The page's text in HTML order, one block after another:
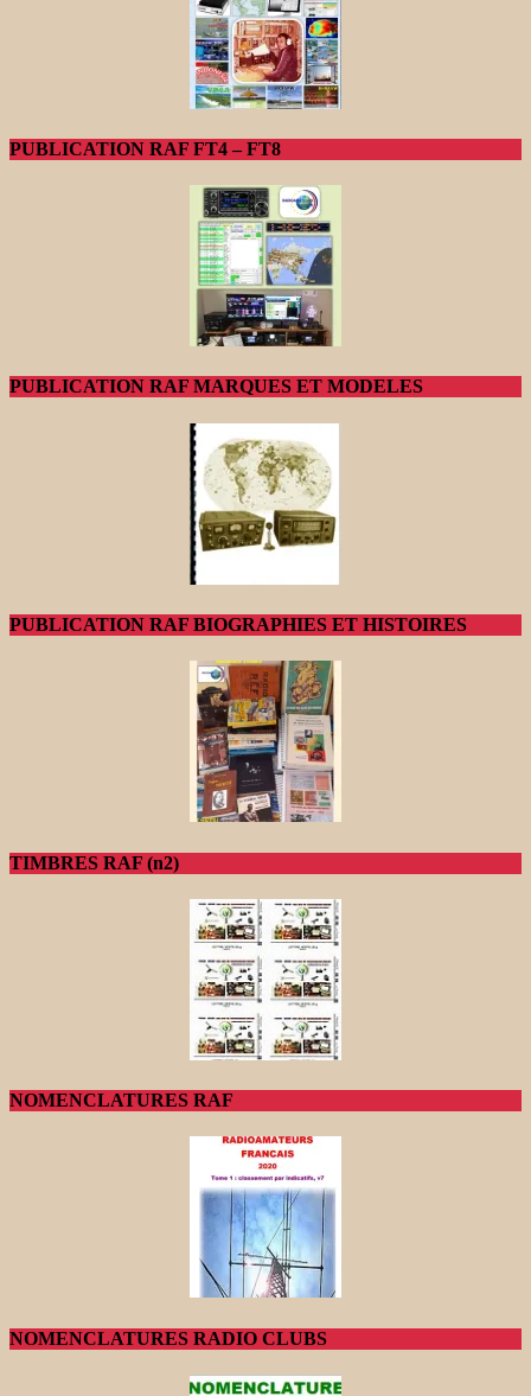
PUBLICATION RAF FT4 – FT8
PUBLICATION RAF MARQUES ET MODELES
PUBLICATION RAF BIOGRAPHIES ET HISTOIRES
TIMBRES RAF (n2)
NOMENCLATURES RAF
NOMENCLATURES RADIO CLUBS